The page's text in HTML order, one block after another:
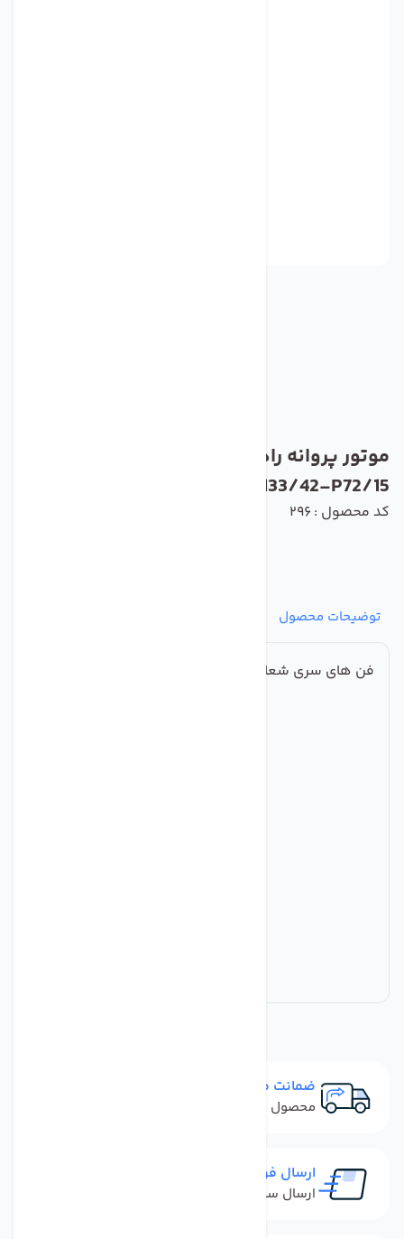
موتور پروانه رادیال بکوارد زیلابگ مدل
LXFB2E133/42-P72/15
کد محصول : 296
توضیحات محصول
فن های سری شعاعی
ضمانت مرجوعی
محصول نباید آسیب دیده باشد
ارسال فوری
ارسال سفارش در کمترین زمان ممکن